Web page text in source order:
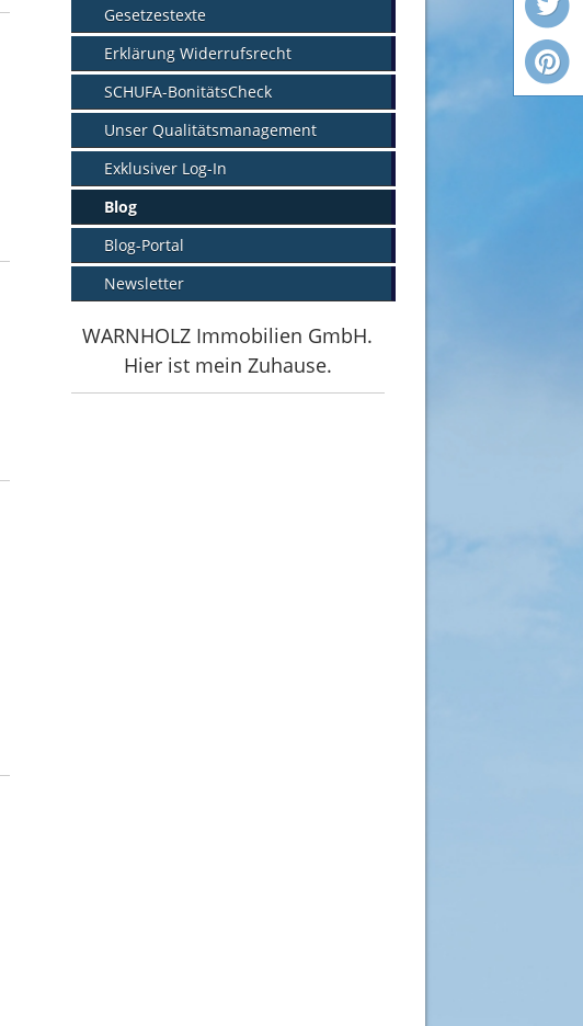
Gesetzestexte
Erklärung Widerrufsrecht
SCHUFA-BonitätsCheck
Unser Qualitätsmanagement
Exklusiver Log-In
Blog
Blog-Portal
Newsletter
WARNHOLZ Immobilien GmbH.
Hier ist mein Zuhause.